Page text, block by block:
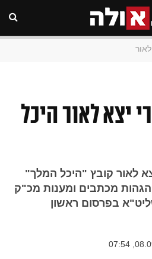
יצא לאור היכל
לאור קובץ "היכל המלך"
הגהות מכתבים ומענות מכ"ק
בפרסום ראשון